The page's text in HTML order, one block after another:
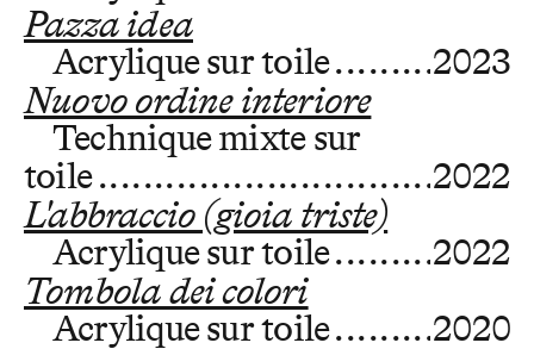
Pazza idea
Acrylique sur toile 2023
Nuovo ordine interiore
Technique mixte sur
toile
2022
L'abbraccio (gioia triste)
Acrylique sur toile 2022
Tombola dei colori
Acrylique sur toile 2020